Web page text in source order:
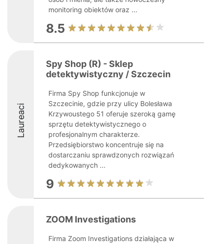
monitoring obiektów oraz ...
8.5
Laureaci
Spy Shop (R) - Sklep
detektywistyczny / Szczecin
Firma Spy Shop funkcjonuje w
Szczecinie, gdzie przy ulicy Bolesława
Krzywoustego 51 oferuje szeroką gamę
sprzętu detektywistycznego o
profesjonalnym charakterze.
Przedsiębiorstwo koncentruje się na
dostarczaniu sprawdzonych rozwiązań
dedykowanych ...
9
ZOOM Investigations
Firma Zoom Investigations działająca w